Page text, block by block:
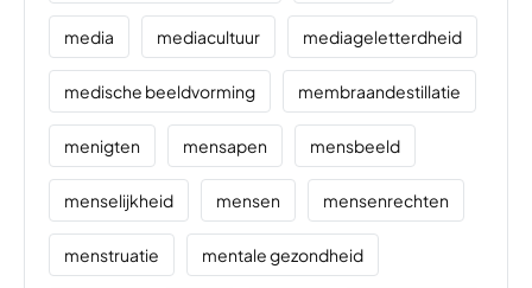
media mediacultuur mediageletterdheid
medische beeldvorming membraandestillatie
menigten mensapen mensbeeld
menselijkheid mensen mensenrechten
menstruatie mentale gezondheid